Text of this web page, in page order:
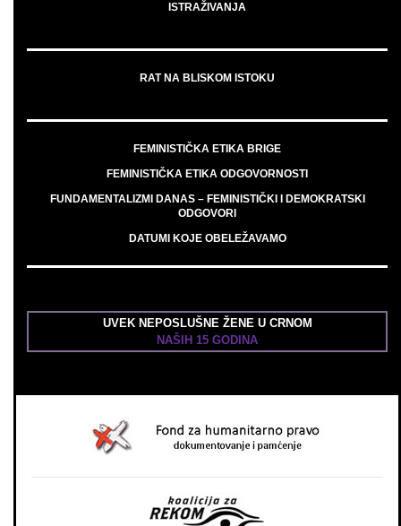
ISTRAŽIVANJA
RAT NA BLISKOM ISTOKU
FEMINISTIČKA ETIKA BRIGE
FEMINISTIČKA ETIKA ODGOVORNOSTI
FUNDAMENTALIZMI DANAS – FEMINISTIČKI I DEMOKRATSKI
ODGOVORI
DATUMI KOJE OBELEŽAVAMO
UVEK NEPOSLUŠNE ŽENE U CRNOM
NAŠIH 15 GODINA